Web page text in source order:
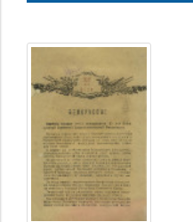
Листовки
(Белоруссия)